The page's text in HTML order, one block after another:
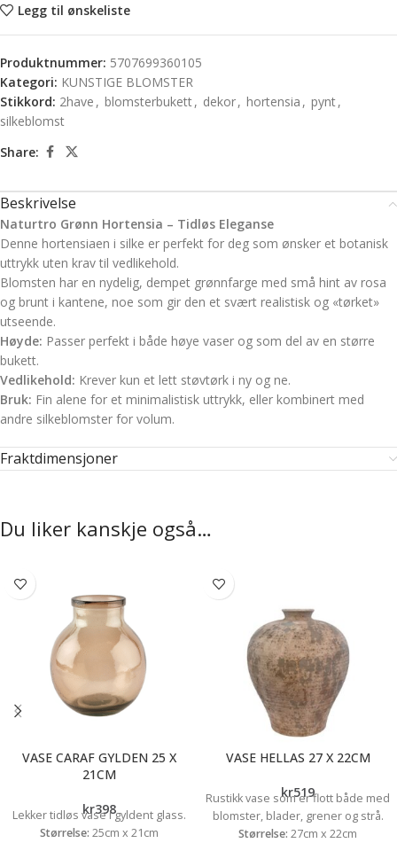
Legg til ønskeliste
Produktnummer: 5707699360105
Kategori: KUNSTIGE BLOMSTER
Stikkord: 2have , blomsterbukett, dekor, hortensia , pynt,
silkeblomst
Share:
Beskrivelse
Naturtro Grønn Hortensia – Tidløs Eleganse
Denne hortensiaen i silke er perfekt for deg som ønsker et botanisk
uttrykk uten krav til vedlikehold.
Blomsten har en nydelig, dempet grønnfarge med små hint av rosa
og brunt i kantene, noe som gir den et svært realistisk og «tørket»
utseende.
Høyde: Passer perfekt i både høye vaser og som del av en større
bukett.
Vedlikehold: Krever kun et lett støvtørk i ny og ne.
Bruk: Fin alene for et minimalistisk uttrykk, eller kombinert med
andre silkeblomster for volum.
Fraktdimensjoner
Du liker kanskje også…
VASE CARAF GYLDEN 25 X
21CM
kr398
Lekker tidløs vase i gyldent glass.
Størrelse: 25cm x 21cm
VASE HELLAS 27 X 22CM
kr519
Rustikk vase som er flott både med
blomster, blader, grener og strå.
Størrelse: 27cm x 22cm